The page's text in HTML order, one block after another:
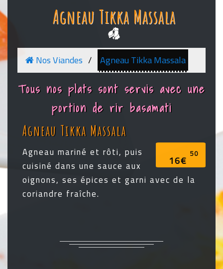
Agneau Tikka Massala
Nos Viandes Agneau Tikka Massala
Tous nos plats sont servis avec une
portion de rir basamati
Agneau Tikka Massala
16€50
Agneau mariné et rôti, puis
cuisiné dans une sauce aux
oignons, ses épices et garni avec de la
coriandre fraîche.